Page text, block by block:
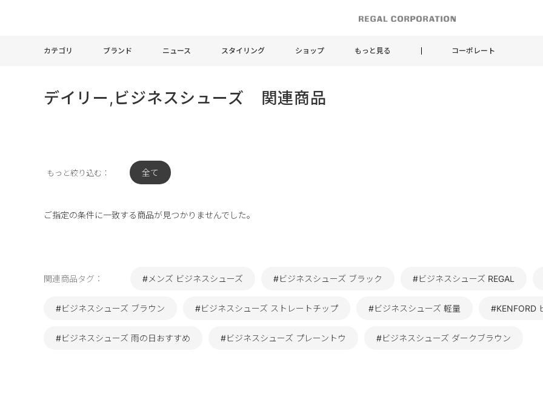
カテゴリ ブランド ニュース スタイリング ショップ もっと見る コーポレート
デイリー,ビジネスシューズ 関連商品
もっと絞り込む： 全て
ご指定の条件に一致する商品が見つかりませんでした。
関連商品タグ： #メンズ ビジネスシューズ #ビジネスシューズ ブラック #ビジネスシューズ REGAL
#ビジネスシューズ ブラウン #ビジネスシューズ ストレートチップ #ビジネスシューズ 軽量 #KENFORD
#ビジネスシューズ 雨の日おすすめ #ビジネスシューズ プレーントウ #ビジネスシューズ ダークブラウン